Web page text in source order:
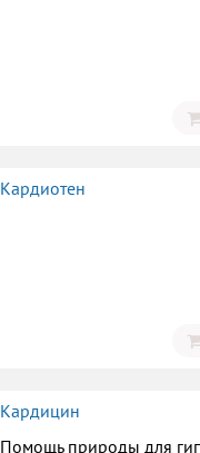
Кардиотен
Кардицин
Помощь природы для